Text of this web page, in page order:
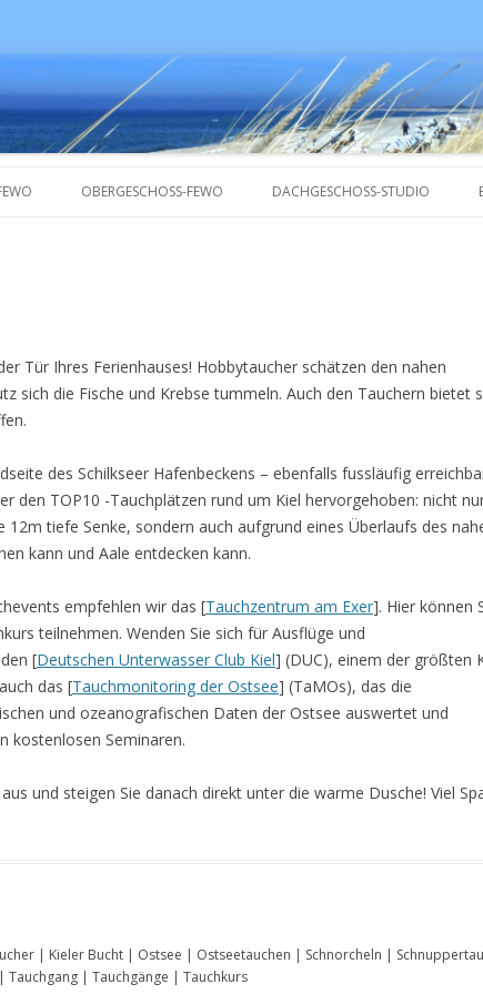
OBERGESCHOSS-FEWO DACHGESCHOSS-STUDIO
Tür Ihres Ferienhauses! Hobbytaucher schätzen den nahen
sich die Fische und Krebse tummeln. Auch den Tauchern bietet
des Schilkseer Hafenbeckens – ebenfalls fussläufig
den TOP10 -Tauchplätzen rund um Kiel hervorgehoben: nicht
tiefe Senke, sondern auch aufgrund eines Überlaufs des
kann und Aale entdecken kann.
empfehlen wir das [Tauchzentrum am Exer]. Hier können
teilnehmen. Wenden Sie sich für Ausflüge und
[Deutschen Unterwasser Club Kiel] (DUC), einem der größten
das [Tauchmonitoring der Ostsee] (TaMOs), das die
und ozeanografischen Daten der Ostsee auswertet und
kostenlosen Seminaren.
und steigen Sie danach direkt unter die warme Dusche! Viel
| Kieler Bucht | Ostsee | Ostseetauchen | Schnorcheln |
| Tauchgänge | Tauchkurs